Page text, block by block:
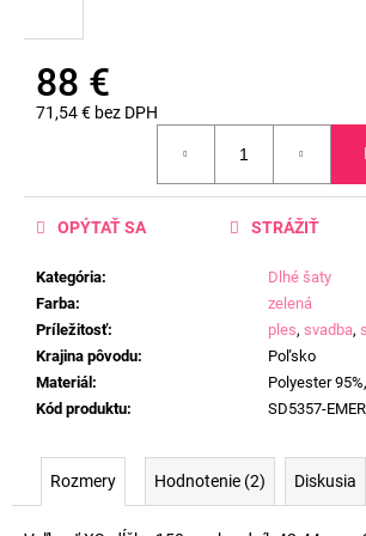
88 €
71,54 € bez DPH
Kategória:
Dlhé šaty
Farba:
zelená
Príležitosť: ples, svadba,
Krajina pôvodu:
Poľsko
Materiál :
Polyester
Kód produktu: SD5357-
OPÝTAŤ SA STRÁŽIŤ
Rozmery Hodnotenie (2) Diskusia